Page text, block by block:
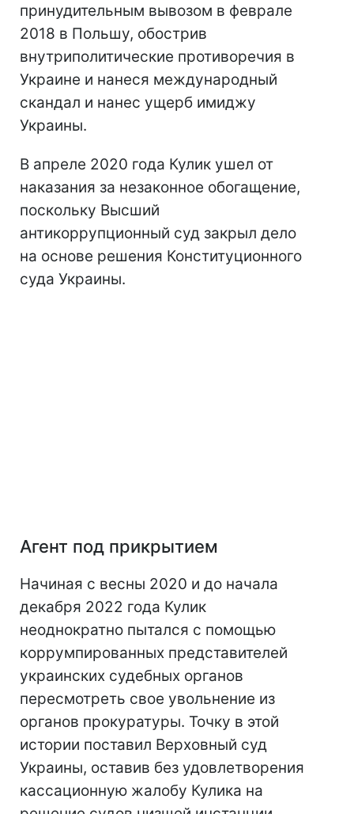
принудительным вывозом в феврале
2018 в Польшу, обострив
внутриполитические противоречия в
Украине и нанеся международный
скандал и нанес ущерб имиджу
Украины.
В апреле 2020 года Кулик ушел от
наказания за незаконное обогащение,
поскольку Высший
антикоррупционный суд закрыл дело
на основе решения Конституционного
суда Украины.
Агент под прикрытием
Начиная с весны 2020 и до начала
декабря 2022 года Кулик
неоднократно пытался с помощью
коррумпированных представителей
украинских судебных органов
пересмотреть свое увольнение из
органов прокуратуры. Точку в этой
истории поставил Верховный суд
Украины, оставив без удовлетворения
кассационную жалобу Кулика на